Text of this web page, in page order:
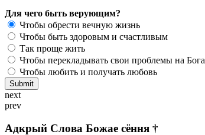
Для чего быть верующим?
Чтобы обрести вечную жизнь
Чтобы быть здоровым и счастливым
Так проще жить
Чтобы перекладывать свои проблемы на Бога
Чтобы любить и получать любовь
next
prev
Адкрый Слова Божае сёння †